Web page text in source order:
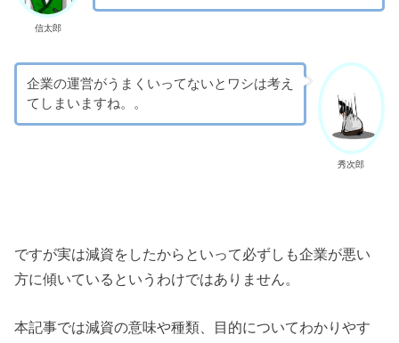
信太郎
秀次郎
企業の運営がうまくいってないとワシは考え
てしまいますね。。
ですが実は減資をしたからといって必ずしも企業が悪い
方に傾いているというわけではありません。
本記事では減資の意味や種類、目的についてわかりやす